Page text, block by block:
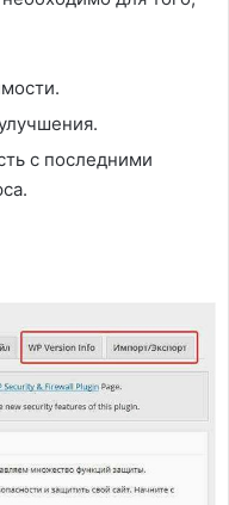
с последними